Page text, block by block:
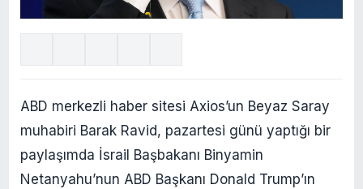
ABD merkezli haber sitesi Axios’un Beyaz Saray
muhabiri Barak Ravid, pazartesi günü yaptığı bir
paylaşımda İsrail Başbakanı Binyamin
Netanyahu’nun ABD Başkanı Donald Trump’ın